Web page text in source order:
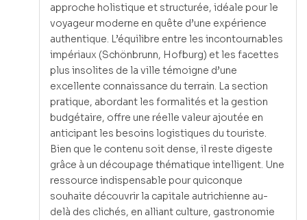
approche holistique et structurée, idéale pour le
voyageur moderne en quête d’une expérience
authentique. L’équilibre entre les incontournables
impériaux (Schönbrunn, Hofburg) et les facettes
plus insolites de la ville témoigne d’une
excellente connaissance du terrain. La section
pratique, abordant les formalités et la gestion
budgétaire, offre une réelle valeur ajoutée en
anticipant les besoins logistiques du touriste.
Bien que le contenu soit dense, il reste digeste
grâce à un découpage thématique intelligent. Une
ressource indispensable pour quiconque
souhaite découvrir la capitale autrichienne au-
delà des clichés, en alliant culture, gastronomie